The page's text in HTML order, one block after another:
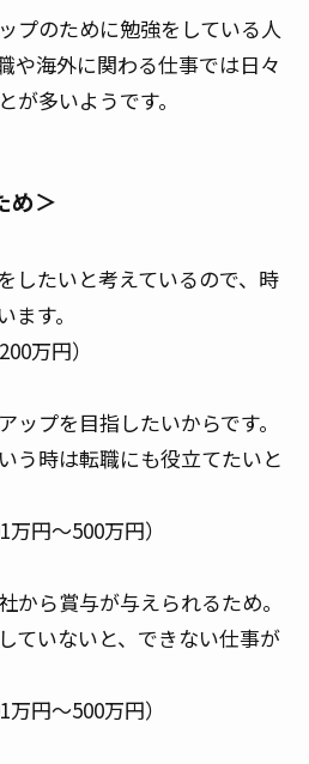
プのために勉強をしている人
や海外に関わる仕事では日々
が多いようです。
め＞
したいと考えているので、時
す。
万円）
ップを目指したいからです。
う時は転職にも役立てたいと
円～500万円）
から賞与が与えられるため。
ていないと、できない仕事が
円～500万円）